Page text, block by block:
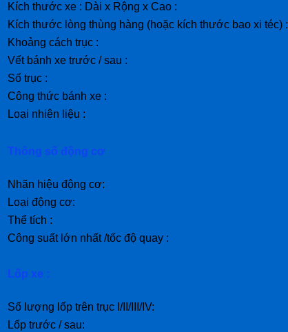
Kích thước xe : Dài x Rộng x Cao :
Kích thước lòng thùng hàng (hoặc kích thước bao xi téc) :
Khoảng cách trục :
Vết bánh xe trước / sau :
Số trục :
Công thức bánh xe :
Loại nhiên liệu :
Thông số động cơ
Nhãn hiệu động cơ:
Loại động cơ:
Thể tích :
Công suất lớn nhất /tốc độ quay :
Lốp xe :
Số lượng lốp trên trục I/II/III/IV:
Lốp trước / sau: